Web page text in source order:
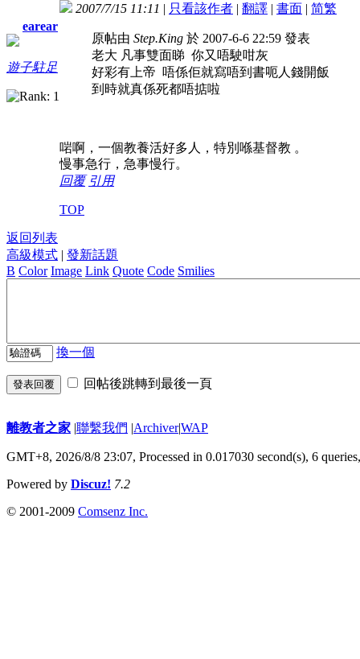
earear
遊子駐足
2007/7/15 11:11 | 只看該作者 | 翻譯 | 書面 | 简繁
原帖由 Step.King 於 2007-6-6 22:59 發表
老大 凡事雙面睇 你又唔駛咁灰
好彩有上帝 唔係佢就寫唔到書呃人錢開飯
到時就真係死都唔掂啦
啱啊，一個教養活好多人，特別喺基督教 。
慢事急行，急事慢行。
回覆 引用
TOP
返回列表
高級模式 | 發新話題
B Color Image Link Quote Code Smilies
換一個
發表回覆 回帖後跳轉到最後一頁
離教者之家 |聯繫我們 |Archiver|WAP
GMT+8, 2026/8/8 23:07, Processed in 0.017030 second(s), 6
Powered by Discuz! 7.2
© 2001-2009 Comsenz Inc.